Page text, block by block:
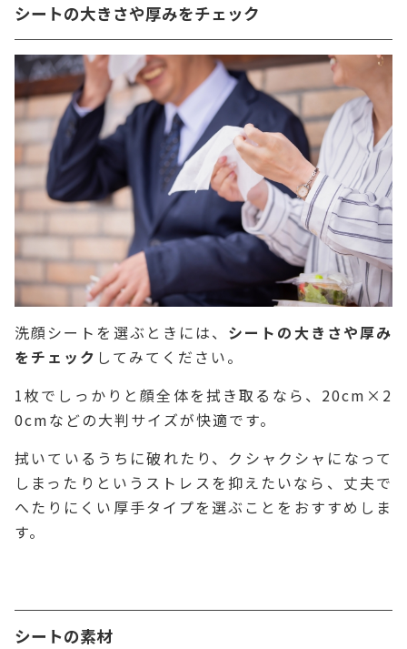
シートの大きさや厚みをチェック
洗顔シートを選ぶときには、 シートの大きさや厚み
をチェック してみてください。
1枚でしっかりと顔全体を拭き取るなら、20cm×2
0cmなどの大判サイズが快適です。
拭いているうちに破れたり、クシャクシャになって
しまったりというストレスを抑えたいなら、丈夫で
へたりにくい厚手タイプを選ぶことをおすすめしま
す。
シートの素材